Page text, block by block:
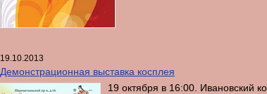
19.10.2013
Демонстрационная выставка косплея
19 октября в 16:00. Ивановский